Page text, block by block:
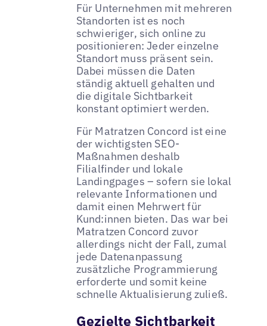
Für Unternehmen mit mehreren
Standorten ist es noch
schwieriger, sich online zu
positionieren: Jeder einzelne
Standort muss präsent sein.
Dabei müssen die Daten
ständig aktuell gehalten und
die digitale Sichtbarkeit
konstant optimiert werden.
Für Matratzen Concord ist eine
der wichtigsten SEO-
Maßnahmen deshalb
Filialfinder und lokale
Landingpages – sofern sie lokal
relevante Informationen und
damit einen Mehrwert für
Kund:innen bieten. Das war bei
Matratzen Concord zuvor
allerdings nicht der Fall, zumal
jede Datenanpassung
zusätzliche Programmierung
erforderte und somit keine
schnelle Aktualisierung zuließ.
Gezielte Sichtbarkeit